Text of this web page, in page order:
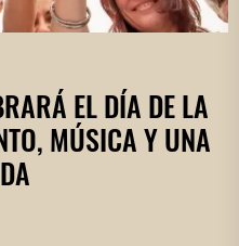
EL DÍA DE LA
MÚSICA Y UNA